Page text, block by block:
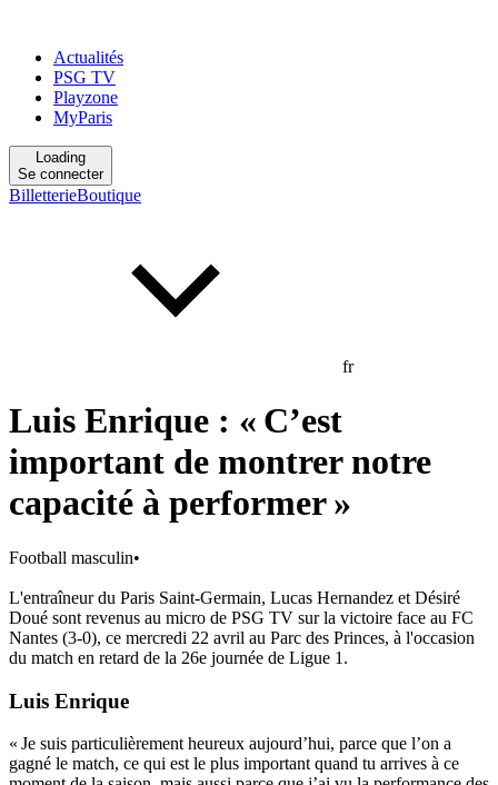
Actualités
PSG TV
Playzone
MyParis
Loading
Se connecter
BilletterieBoutique
fr
Luis Enrique : « C’est
important de montrer notre
capacité à performer »
Football masculin•
L'entraîneur du Paris Saint-Germain, Lucas Hernandez et Désiré
Doué sont revenus au micro de PSG TV sur la victoire face au FC
Nantes (3-0), ce mercredi 22 avril au Parc des Princes, à l'occasion
du match en retard de la 26e journée de Ligue 1.
Luis Enrique
« Je suis particulièrement heureux aujourd’hui, parce que l’on a
gagné le match, ce qui est le plus important quand tu arrives à ce